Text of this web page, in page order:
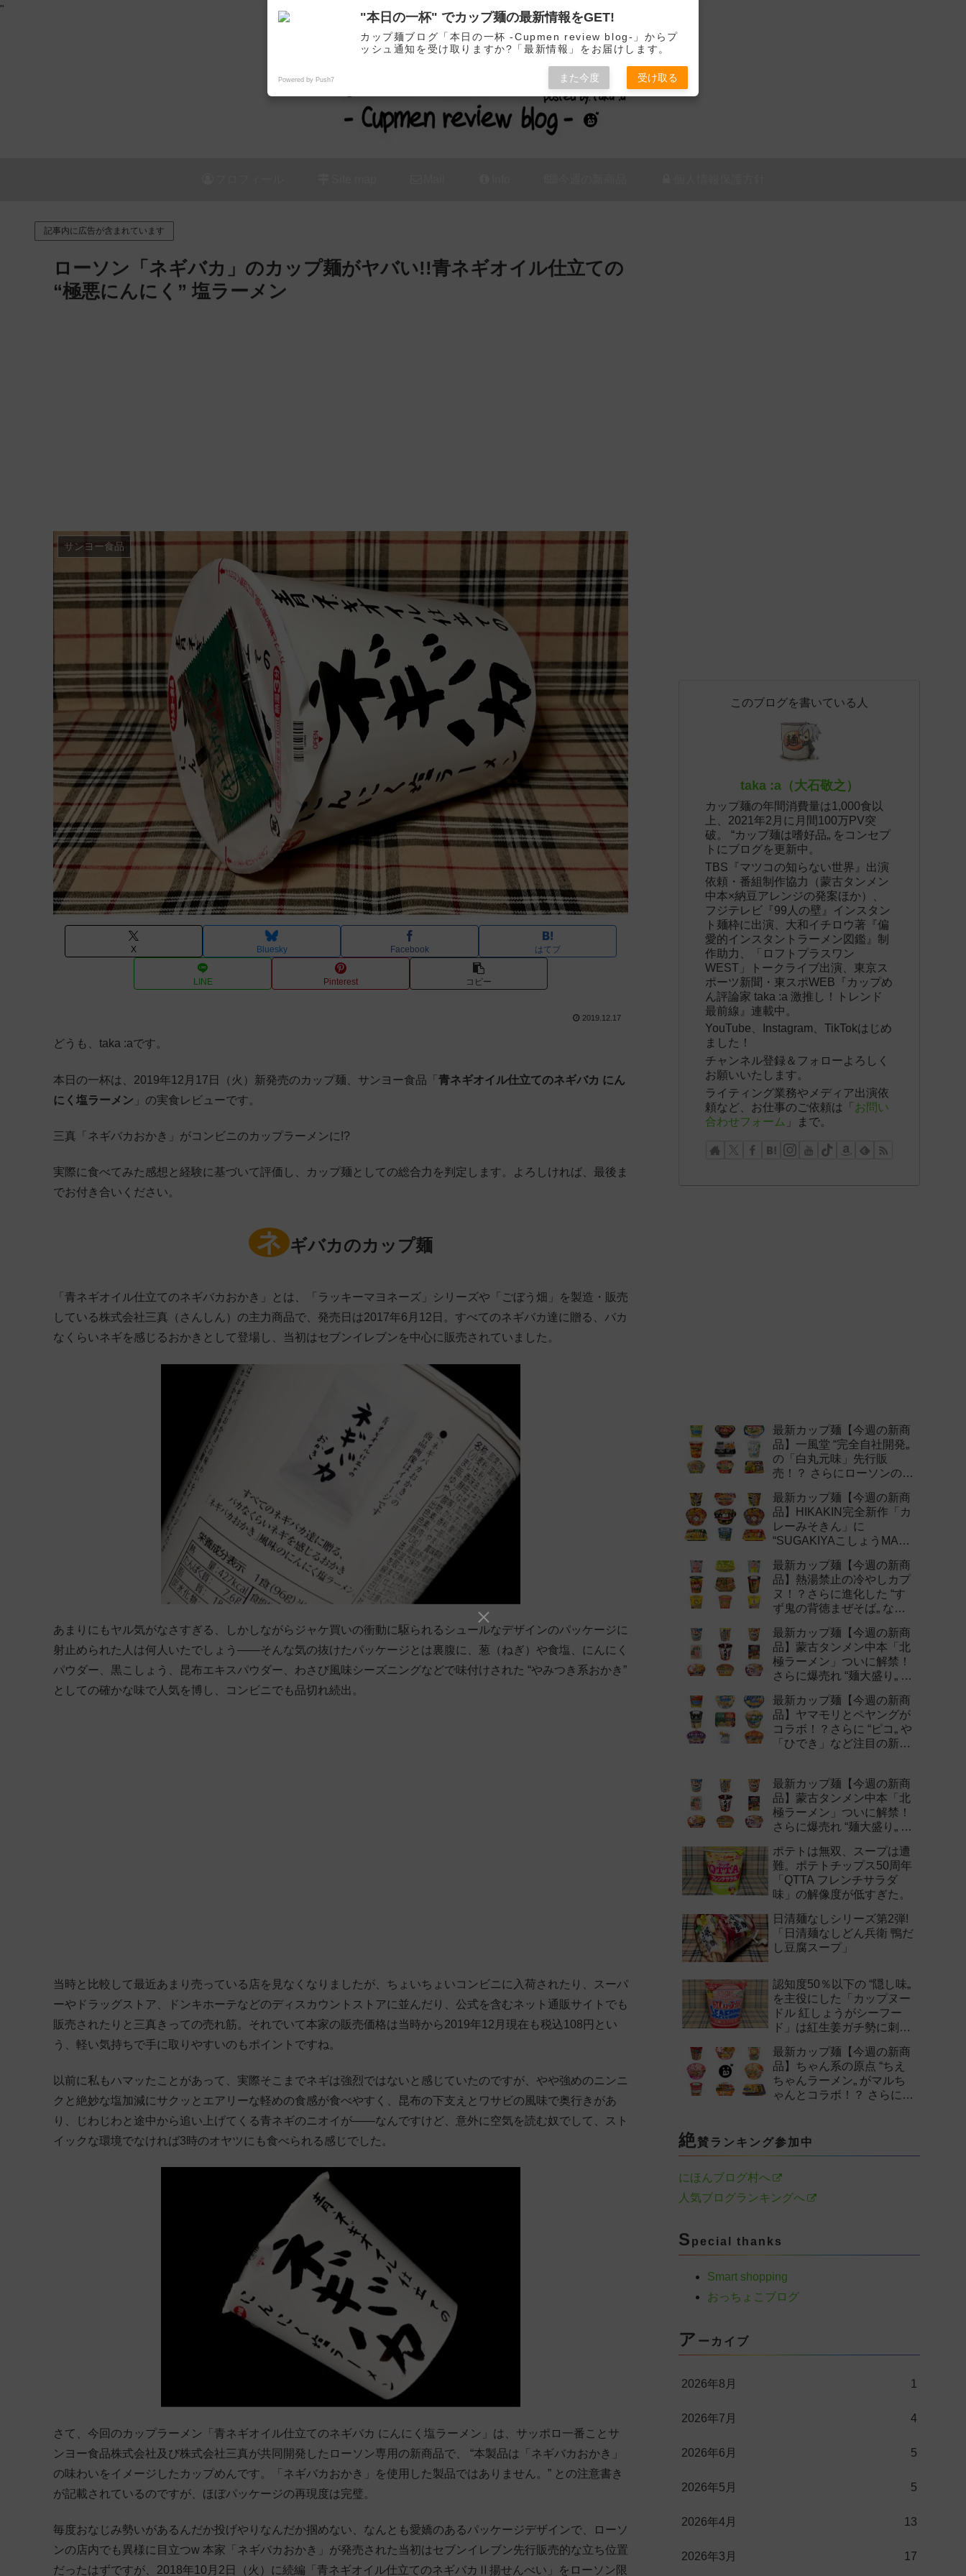
"
カップ麺の新商品をレビュー / アレンジするブログ
記事内に広告が含まれています
ローソン「ネギバカ」のカップ麺がヤバい!!青ネギオイル仕立ての
“極悪にんにく” 塩ラーメン
サンヨー食品
X Bluesky Facebook はてブ
LINE Pinterest コピー
2019.12.17
どうも、taka :aです。
本日の一杯は、2019年12月17日（火）新発売のカップ麺、サンヨー食品「 青ネギオイル仕立てのネギバカ にん
にく塩ラーメン 」の実食レビューです。
三真「ネギバカおかき」がコンビニのカップラーメンに!?
実際に食べてみた感想と経験に基づいて評価し、カップ麺としての総合力を判定します。よろしければ、最後ま
でお付き合いください。
ネ ギバカのカップ麺
「青ネギオイル仕立てのネギバカおかき」とは、「ラッキーマヨネーズ」シリーズや「ごぼう畑」を製造・販売
している株式会社三真（さんしん）の主力商品で、発売日は2017年6月12日。すべてのネギバカ達に贈る、バカ
なくらいネギを感じるおかきとして登場し、当初はセブンイレブンを中心に販売されていました。
あまりにもヤル気がなさすぎる、しかしながらジャケ買いの衝動に駆られるシュールなデザインのパッケージに
射止められた人は何人いたでしょう――そんな気の抜けたパッケージとは裏腹に、葱（ねぎ）や食塩、にんにく
パウダー、黒こしょう、昆布エキスパウダー、わさび風味シーズニングなどで味付けされた “やみつき系おかき”
としての確かな味で人気を博し、コンビニでも品切れ続出。
当時と比較して最近あまり売っている店を見なくなりましたが、ちょいちょいコンビニに入荷されたり、スーパ
ーやドラッグストア、ドンキホーテなどのディスカウントストアに並んだり、公式を含むネット通販サイトでも
販売されたりと三真きっての売れ筋。それでいて本家の販売価格は当時から2019年12月現在も税込108円とい
う、軽い気持ちで手に取りやすいのもポイントですね。
以前に私もハマッたことがあって、実際そこまでネギは強烈ではないと感じていたのですが、やや強めのニンニ
クと絶妙な塩加減にサクッとエアリーな軽めの食感が食べやすく、昆布の下支えとワサビの風味で奥行きがあ
り、じわじわと途中から追い上げてくる青ネギのニオイが――なんですけど、意外に空気を読む奴でして、スト
イックな環境でなければ3時のオヤツにも食べられる感じでした。
さて、今回のカップラーメン「青ネギオイル仕立てのネギバカ にんにく塩ラーメン」は、サッポロ一番ことサ
ンヨー食品株式会社及び株式会社三真が共同開発したローソン専用の新商品で、 “本製品は「ネギバカおかき」
の味わいをイメージしたカップめんです。「ネギバカおかき」を使用した製品ではありません。” との注意書き
が記載されているのですが、ほぼパッケージの再現度は完璧。
毎度おなじみ勢いがあるんだか投げやりなんだか掴めない、なんとも愛嬌のあるパッケージデザインで、ローソ
ンの店内でも異様に目立つw 本家「ネギバカおかき」が発売された当初はセブンイレブン先行販売的な立ち位置
だったはずですが、2018年10月2日（火）に続編「青ネギオイル仕立てのネギバカⅡ揚せんべい」をローソン限
このブログを書いている人
taka :a（大石敬之）
カップ麺の年間消費量は1,000食以
上、2021年2月に月間100万PV突
破。 “カップ麺は嗜好品„ をコンセプ
トにブログを更新中。
TBS『マツコの知らない世界』出演
依頼・番組制作協力（蒙古タンメン
中本×納豆アレンジの発案ほか）、
フジテレビ『99人の壁』インスタン
ト麺枠に出演、大和イチロウ著『偏
愛的インスタントラーメン図鑑』制
作助力、「ロフトプラスワン
WEST」トークライブ出演、東京ス
ポーツ新聞・東スポWEB『カップめ
ん評論家 taka :a 激推し！トレンド
最前線』連載中。
YouTube、Instagram、TikTokはじめ
ました！
チャンネル登録＆フォローよろしく
お願いいたします。
ライティング業務やメディア出演依
頼など、お仕事のご依頼は「 お問い
合わせフォーム 」まで。
最新カップ麺【今週の新商
品】一風堂 “完全自社開発„
の「白丸元味」先行販
売！？ さらにローソンの激
新作まとめ！
最新カップ麺【今週の新商
品】HIKAKIN完全新作「カ
レーみそきん」に
“SUGAKIYAこしょうMAX„
最新カップ麺【今週の新商
品】熱湯禁止の冷やしカプ
ヌ！？さらに進化した “す
ず鬼の背徳まぜそば„ など
最新カップ麺【今週の新商
品】蒙古タンメン中本「北
極ラーメン」ついに解禁！
さらに爆売れ “麺大盛り„ シ
作まとめ！
最新カップ麺【今週の新商
品】ヤマモリとペヤングが
コラボ！？さらに “ピコ„ や
「ひでき」など注目の新作
最新カップ麺【今週の新商
品】蒙古タンメン中本「北
極ラーメン」ついに解禁！
さらに爆売れ “麺大盛り„ シ
作まとめ！
ポテトは無双、スープは遭
難。ポテトチップス50周年
「QTTA フレンチサラダ
味」の解像度が低すぎた。
日清麺なしシリーズ第2弾!
「日清麺なしどん兵衛 鴨だ
し豆腐スープ」
認知度50％以下の “隠し味„
を主役にした「カップヌー
ドル 紅しょうがシーフー
ド」は紅生姜ガチ勢に刺さ
最新カップ麺【今週の新商
品】ちゃん系の原点 “ちえ
ちゃんラーメン„ がマルち
ゃんとコラボ！？ さらに
絶賛ランキング参加中
にほんブログ村へ
人気ブログランキングへ
S pecial thanks
Smart shopping
おっちょこブログ
ア ーカイブ
2026年8月 1
2026年7月 4
2026年6月 5
2026年5月 5
2026年4月 13
2026年3月 17
"本日の一杯" でカップ麺の最新情報をGET!
カップ麺ブログ「本日の一杯 -Cupmen review blog-」からプ
ッシュ通知を受け取りますか?「最新情報」をお届けします。
Powered by Push7 また今度 受け取る